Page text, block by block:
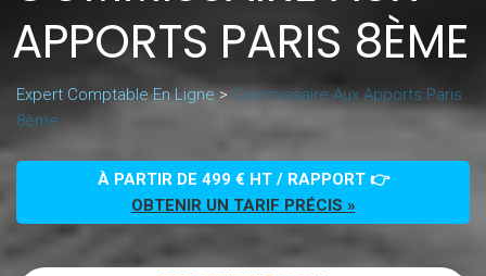
APPORTS PARIS 8ÈME
Expert Comptable En Ligne>Commissaire Aux Apports Paris
8ème
À PARTIR DE 499 € HT / RAPPORT 👉
OBTENIR UN TARIF PRÉCIS »